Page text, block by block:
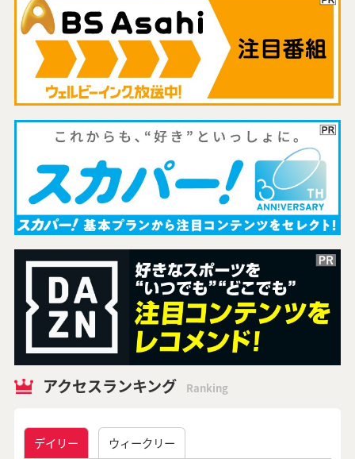
アクセスランキング Ranking
デイリー ウィークリー